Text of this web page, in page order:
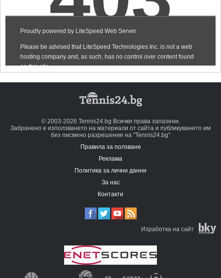
© 2003-2026 Tennis24.bg Всички права запазени.
Забранено е използването на материали от сайта и публикуването им
без писмено разрешение на "Tennis24.bg"
Правила за ползване
Реклама
Политика за лични данни
За нас
Контакти
Изработка на сайт